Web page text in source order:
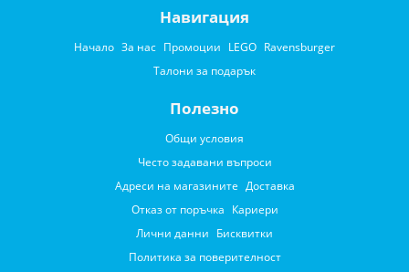
Навигация
Начало За нас Промоции LEGO Ravensburger
Талони за подарък
Полезно
Общи условия
Често задавани въпроси
Адреси на магазините Доставка
Отказ от поръчка Кариери
Лични данни Бисквитки
Политика за поверителност